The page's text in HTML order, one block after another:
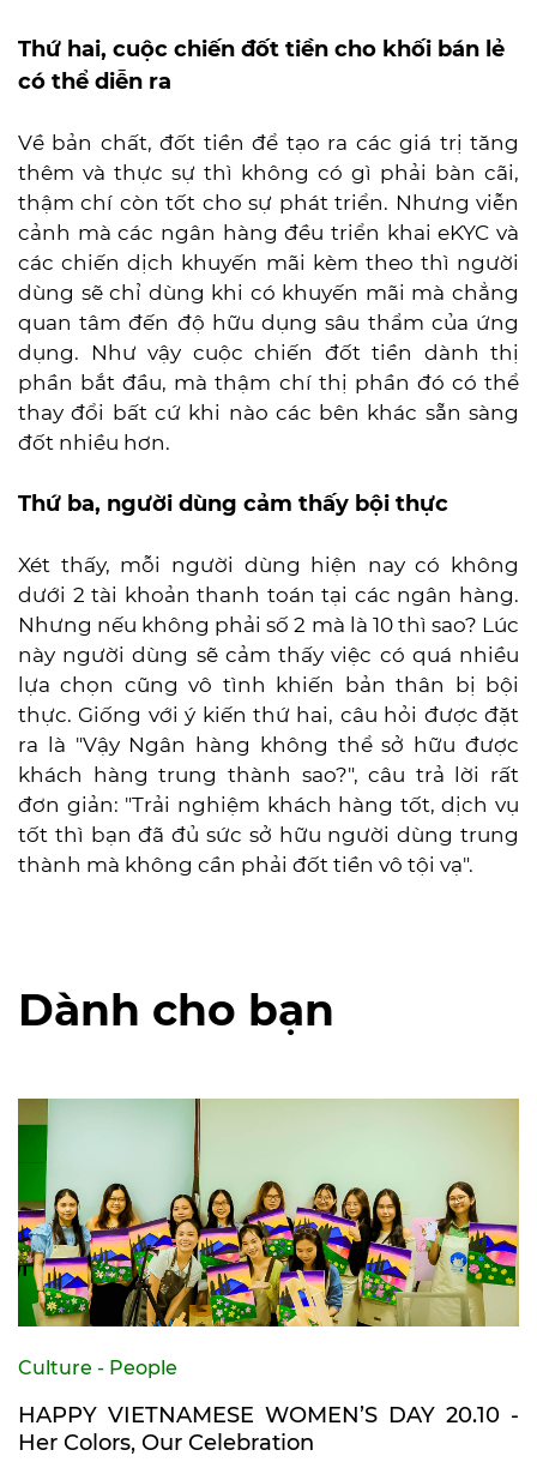
Thứ hai, cuộc chiến đốt tiền cho khối bán lẻ
có thể diễn ra
Về bản chất, đốt tiền để tạo ra các giá trị tăng
thêm và thực sự thì không có gì phải bàn cãi,
thậm chí còn tốt cho sự phát triển. Nhưng viễn
cảnh mà các ngân hàng đều triển khai eKYC và
các chiến dịch khuyến mãi kèm theo thì người
dùng sẽ chỉ dùng khi có khuyến mãi mà chẳng
quan tâm đến độ hữu dụng sâu thẩm của ứng
dụng. Như vậy cuộc chiến đốt tiền dành thị
phần bắt đầu, mà thậm chí thị phần đó có thể
thay đổi bất cứ khi nào các bên khác sẵn sàng
đốt nhiều hơn.
Thứ ba, người dùng cảm thấy bội thực
Xét thấy, mỗi người dùng hiện nay có không
dưới 2 tài khoản thanh toán tại các ngân hàng.
Nhưng nếu không phải số 2 mà là 10 thì sao? Lúc
này người dùng sẽ cảm thấy việc có quá nhiều
lựa chọn cũng vô tình khiến bản thân bị bội
thực. Giống với ý kiến thứ hai, câu hỏi được đặt
ra là "Vậy Ngân hàng không thể sở hữu được
khách hàng trung thành sao?", câu trả lời rất
đơn giản: "Trải nghiệm khách hàng tốt, dịch vụ
tốt thì bạn đã đủ sức sở hữu người dùng trung
thành mà không cần phải đốt tiền vô tội vạ".
Dành cho bạn
Culture - People
HAPPY VIETNAMESE WOMEN’S DAY 20.10 -
Her Colors, Our Celebration